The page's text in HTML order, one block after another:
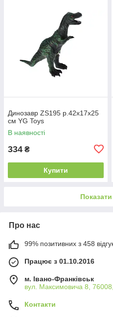
Динозавр ZS195 р.42x17x25
см YG Toys
В наявності
334 ₴
Купити
Про нас
99% позитивних з 458
Працює з 01.10.2016
м. Івано-Франківськ
вул. Максимовича 8, 76008,
Контакти